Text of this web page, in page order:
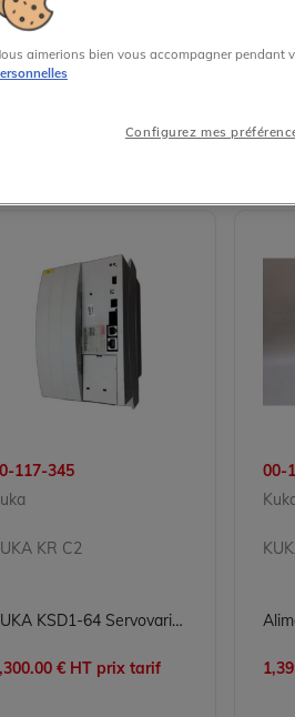
industrielle, connu
le contrôle et l'automatisation
de bénéficier de produits
117-345
KR C2
KUKA KSD1-64 Servovariateur Module 00117345 Pièce Détachée Robot Industriel
€ HT prix tarif
00-
aimerions bien vous accompagner pendant
Configurez mes